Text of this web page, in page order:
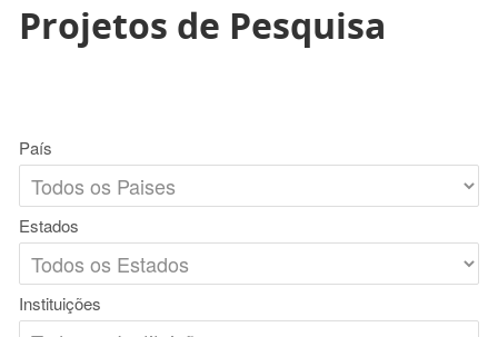
Projetos de Pesquisa
País
Estados
Instituições